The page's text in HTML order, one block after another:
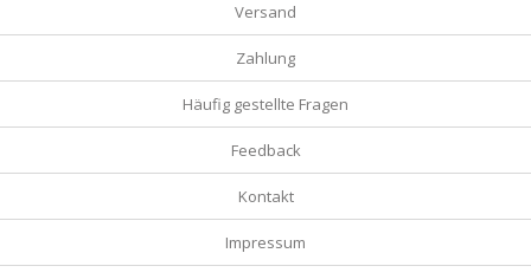
Versand
Zahlung
Häufig gestellte Fragen
Feedback
Kontakt
Impressum